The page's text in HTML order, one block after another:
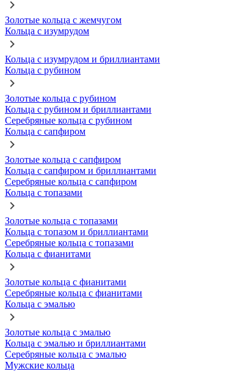
Золотые кольца с жемчугом
Кольца с изумрудом
Кольца с изумрудом и бриллиантами
Кольца с рубином
Золотые кольца с рубином
Кольца с рубином и бриллиантами
Серебряные кольца с рубином
Кольца с сапфиром
Золотые кольца с сапфиром
Кольца с сапфиром и бриллиантами
Серебряные кольца с сапфиром
Кольца с топазами
Золотые кольца с топазами
Кольца с топазом и бриллиантами
Серебряные кольца с топазами
Кольца с фианитами
Золотые кольца с фианитами
Серебряные кольца с фианитами
Кольца с эмалью
Золотые кольца с эмалью
Кольца с эмалью и бриллиантами
Серебряные кольца с эмалью
Мужские кольца